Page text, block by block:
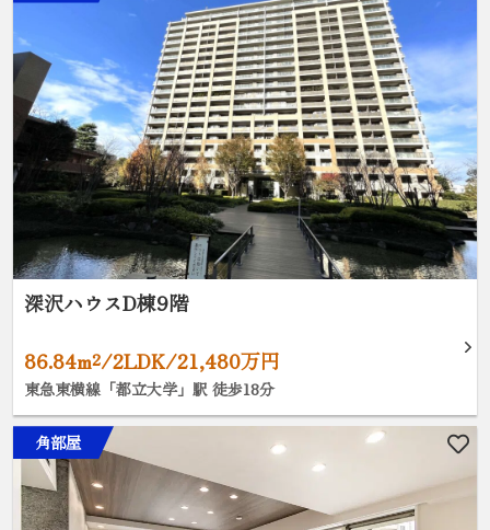
深沢ハウスD棟9階
86.84m²/2LDK/21,480万円
東急東横線「都立大学」駅 徒歩18分
角部屋